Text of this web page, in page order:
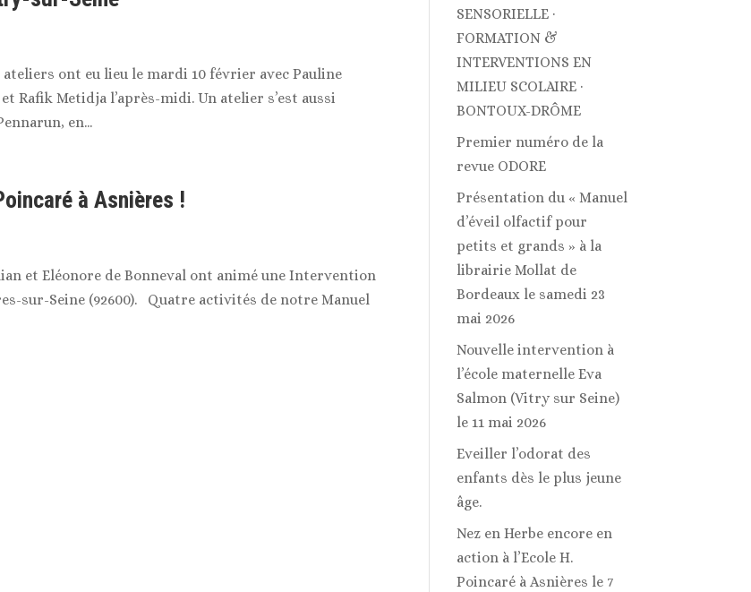
ont eu lieu le mardi 10 février avec Pauline
Rafik Metidja l’après-midi. Un atelier s’est aussi
en...
à Asnières !
et Eléonore de Bonneval ont animé une Intervention
sur-Seine (92600). Quatre activités de notre Manuel
SENSORIELLE ·
FORMATION &
INTERVENTIONS EN
MILIEU SCOLAIRE ·
BONTOUX-DRÔME
Premier numéro de la
revue ODORE
Présentation du « Manuel
d’éveil olfactif pour
petits et grands » à la
librairie Mollat de
Bordeaux le samedi 23
mai 2026
Nouvelle intervention à
l’école maternelle Eva
Salmon (Vitry sur Seine)
le 11 mai 2026
Eveiller l’odorat des
enfants dès le plus jeune
âge.
Nez en Herbe encore en
action à l’Ecole H.
Poincaré à Asnières le 7